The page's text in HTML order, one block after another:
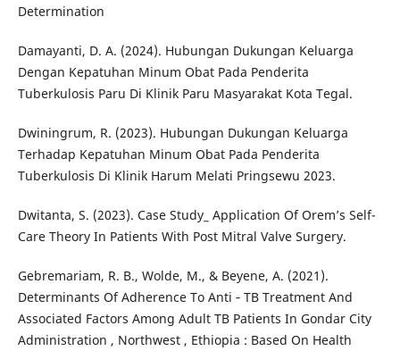
Determination
Damayanti, D. A. (2024). Hubungan Dukungan Keluarga
Dengan Kepatuhan Minum Obat Pada Penderita
Tuberkulosis Paru Di Klinik Paru Masyarakat Kota Tegal.
Dwiningrum, R. (2023). Hubungan Dukungan Keluarga
Terhadap Kepatuhan Minum Obat Pada Penderita
Tuberkulosis Di Klinik Harum Melati Pringsewu 2023.
Dwitanta, S. (2023). Case Study_ Application Of Orem’s Self-
Care Theory In Patients With Post Mitral Valve Surgery.
Gebremariam, R. B., Wolde, M., & Beyene, A. (2021).
Determinants Of Adherence To Anti ‑ TB Treatment And
Associated Factors Among Adult TB Patients In Gondar City
Administration , Northwest , Ethiopia : Based On Health